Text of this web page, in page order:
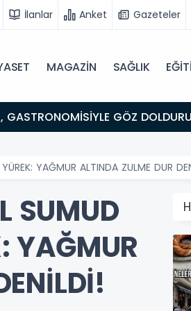
İlanlar Anket Gazeteler
MAGAZİN SAĞLIK
YAĞMUR ALTINDA ZULME DUR
SUMUD
YAĞMUR